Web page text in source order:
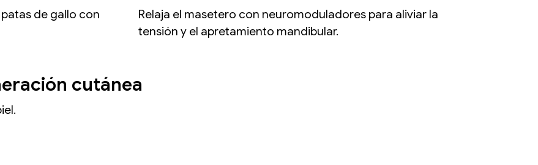
de gallo con
Relaja el masetero con neuromoduladores para aliviar la
tensión y el apretamiento mandibular.
cutánea